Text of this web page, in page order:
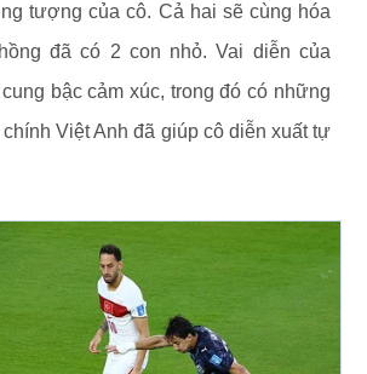
tượng của cô. Cả hai sẽ cùng hóa
đã có 2 con nhỏ. Vai diễn của
bậc cảm xúc, trong đó có những
Việt Anh đã giúp cô diễn xuất tự